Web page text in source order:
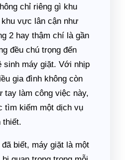
chỉ riêng gì khu
vực lân cận như
2 hay thậm chí là gần
đều chú trọng đến
sinh máy giặt. Với nhịp
gia đình không còn
tay làm công việc này,
tìm kiếm một dịch vụ
thiết.
biết, máy giặt là một